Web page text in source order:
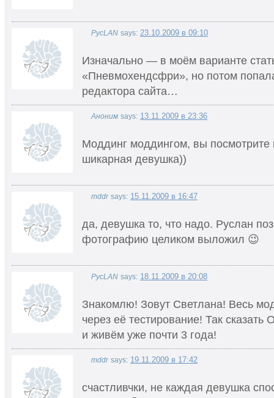
PycLAN says: 23.10.2009 в 09:10
Изначально — в моём варианте
«Пневмохендсфри», но потом
редактора сайта…
Аноним says: 13.11.2009 в 23:36
Моддинг моддингом, вы посмотрите
шикарная девушка))
mddr says: 15.11.2009 в 16:47
да, девушка то, что надо. Руслан
фотографию целиком выложил 😉
PycLAN says: 18.11.2009 в 20:08
Знакомлю! Зовут Светлана! Весь
через её тестирование! Так сказать
и живём уже почти 3 года!
mddr says: 19.11.2009 в 17:42
счастливчки, не каждая девушка